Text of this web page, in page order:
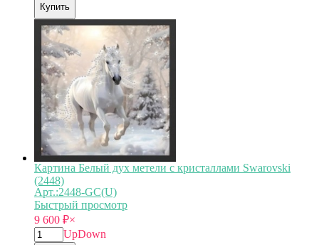
Купить
Картина Белый дух метели с кристаллами Swarovski
(2448)
Арт.:2448-GC(U)
Быстрый просмотр
9 600 ₽×
UpDown